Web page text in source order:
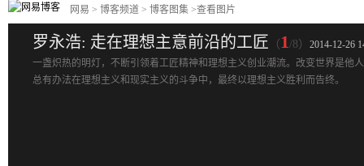
网易 > 博客频道 > 博客图集 >查看图片
罗永浩: 走在理想主意前沿的工匠 （ 1/8） 2014-12-26
一盏炽热的明灯，不断引领着工匠精神和理想主义创业潮流。改变世界是他
总有办法在理想主义和现实主义的斗争中，最终以理想主义胜利而告终。